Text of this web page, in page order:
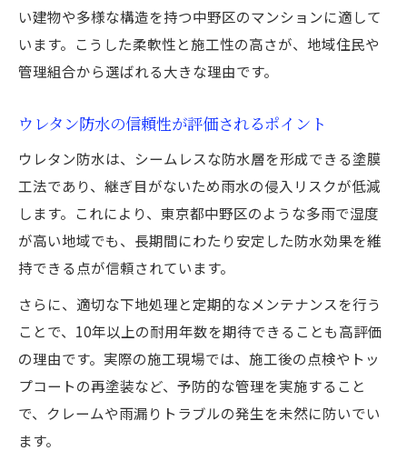
い建物や多様な構造を持つ中野区のマンションに適して
います。こうした柔軟性と施工性の高さが、地域住民や
管理組合から選ばれる大きな理由です。
ウレタン防水の信頼性が評価されるポイント
ウレタン防水は、シームレスな防水層を形成できる塗膜
工法であり、継ぎ目がないため雨水の侵入リスクが低減
します。これにより、東京都中野区のような多雨で湿度
が高い地域でも、長期間にわたり安定した防水効果を維
持できる点が信頼されています。
さらに、適切な下地処理と定期的なメンテナンスを行う
ことで、10年以上の耐用年数を期待できることも高評価
の理由です。実際の施工現場では、施工後の点検やトッ
プコートの再塗装など、予防的な管理を実施すること
で、クレームや雨漏りトラブルの発生を未然に防いでい
ます。